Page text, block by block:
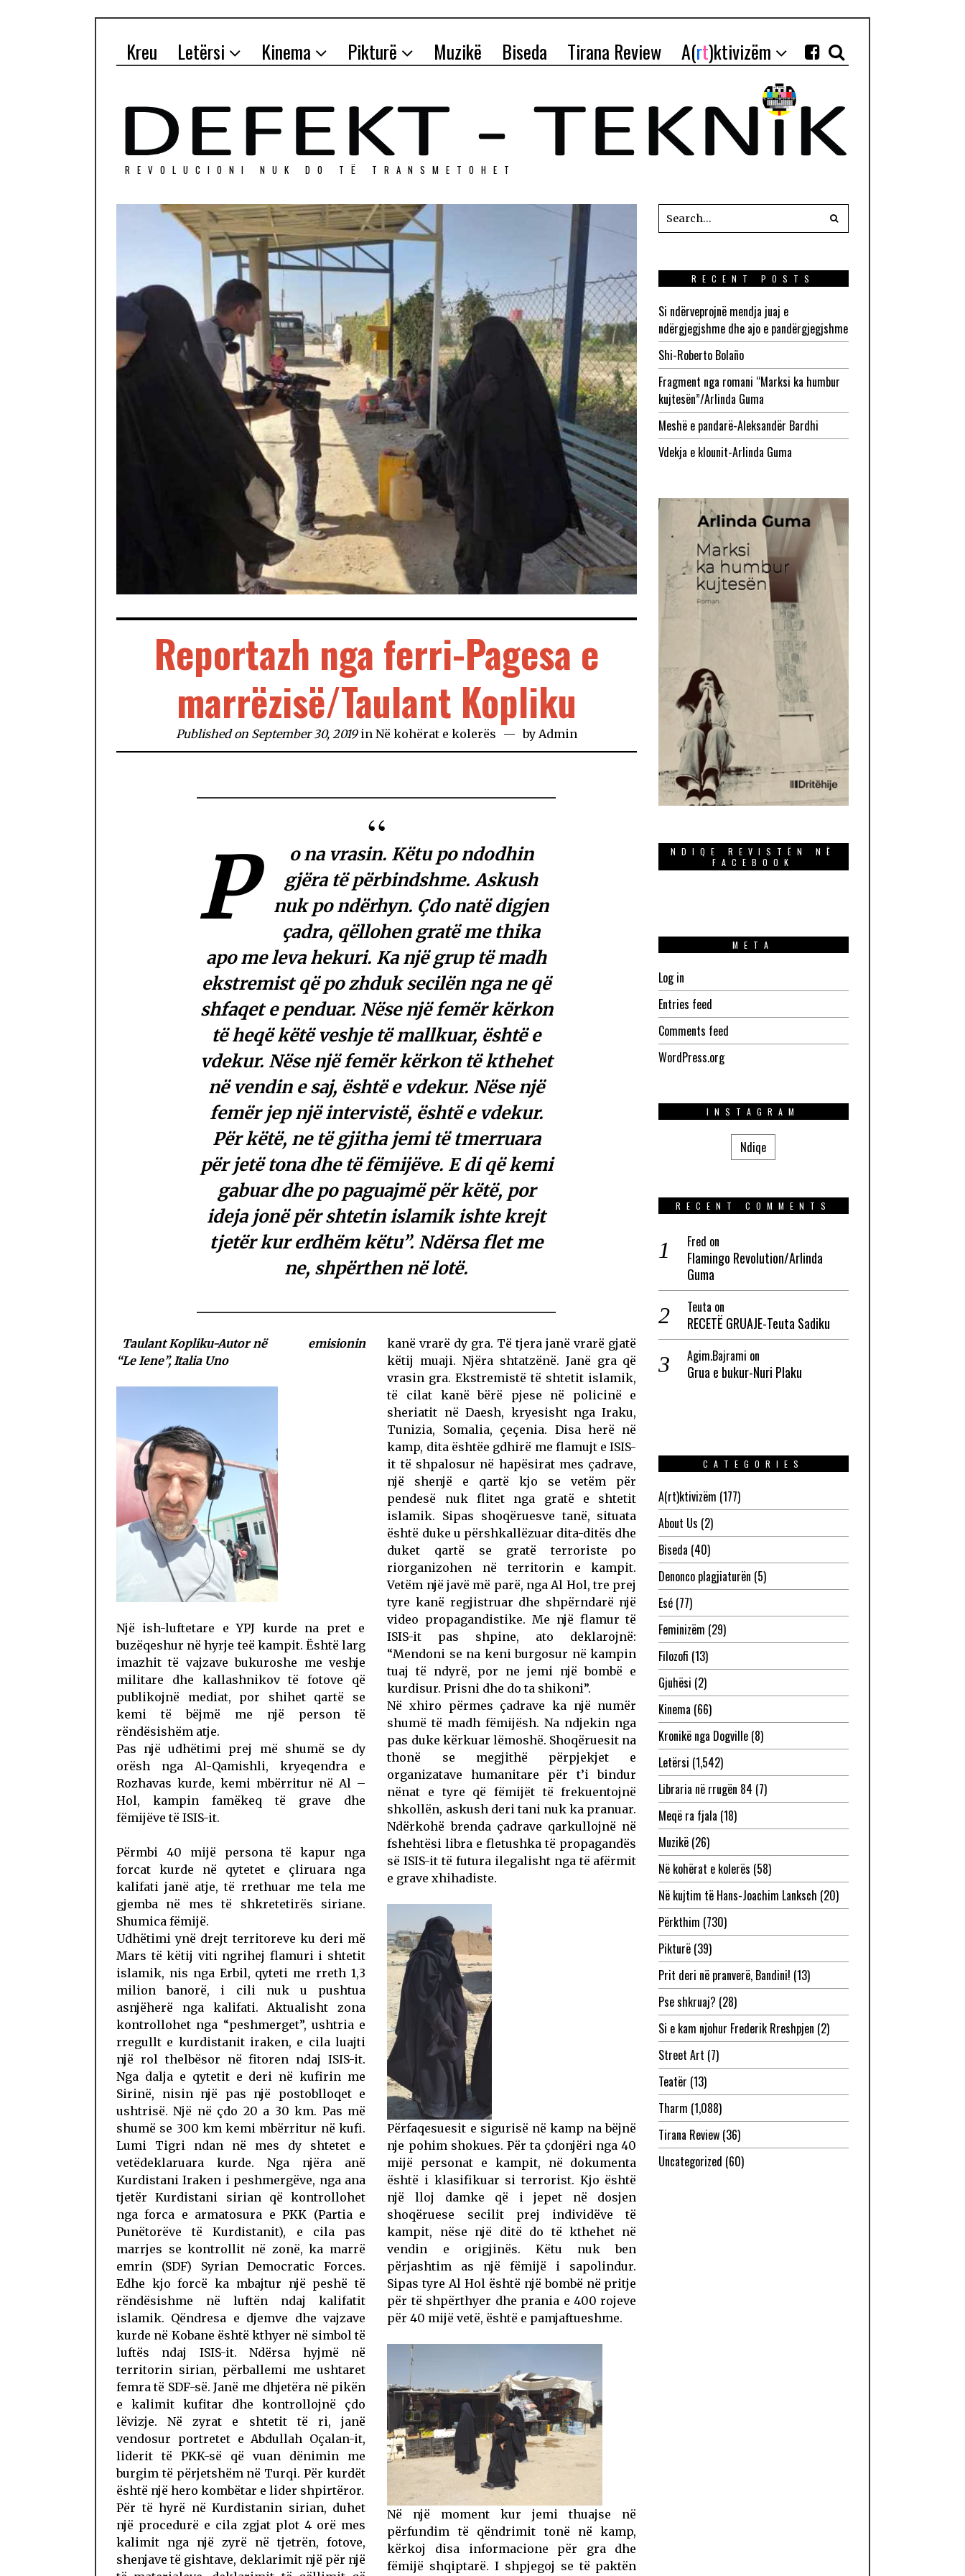
Kreu Letërsi Kinema Pikturë Muzikë Biseda Tirana Review A(rt)ktivizëm
REVOLUCIONI NUK DO TЁ TRANSMETOHET
Reportazh nga ferri-Pagesa e
marrëzisë/Taulant Kopliku
Published on September 30, 2019 in Në kohërat e kolerës by Admin
P
o na vrasin. Këtu po ndodhin
gjëra të përbindshme. Askush
nuk po ndërhyn. Çdo natë digjen
çadra, qëllohen gratë me thika
apo me leva hekuri. Ka një grup të madh
ekstremist që po zhduk secilën nga ne që
shfaqet e penduar. Nëse një femër kërkon
të heqë këtë veshje të mallkuar, është e
vdekur. Nëse një femër kërkon të kthehet
në vendin e saj, është e vdekur. Nëse një
femër jep një intervistë, është e vdekur.
Për këtë, ne të gjitha jemi të tmerruara
për jetë tona dhe të fëmijëve. E di që kemi
gabuar dhe po paguajmë për këtë, por
ideja jonë për shtetin islamik ishte krejt
tjetër kur erdhëm këtu”. Ndërsa flet me
ne, shpërthen në lotë.
Taulant Kopliku-Autor në emisionin
“Le Iene”, Italia Uno
Një ish-luftetare e YPJ kurde na pret e
buzëqeshur në hyrje teë kampit. Është larg
imazhit të vajzave bukuroshe me veshje
militare dhe kallashnikov të fotove që
publikojnë mediat, por shihet qartë se
kemi të bëjmë me një person të
rëndësishëm atje.
Pas një udhëtimi prej më shumë se dy
orësh nga Al-Qamishli, kryeqendra e
Rozhavas kurde, kemi mbërritur në Al –
Hol, kampin famëkeq të grave dhe
fëmijëve të ISIS-it.
Përmbi 40 mijë persona të kapur nga
forcat kurde në qytetet e çliruara nga
kalifati janë atje, të rrethuar me tela me
gjemba në mes të shkretetirës siriane.
Shumica fëmijë.
Udhëtimi ynë drejt territoreve ku deri më
Mars të këtij viti ngrihej flamuri i shtetit
islamik, nis nga Erbil, qyteti me rreth 1,3
milion banorë, i cili nuk u pushtua
asnjëherë nga kalifati. Aktualisht zona
kontrollohet nga “peshmerget”, ushtria e
rregullt e kurdistanit iraken, e cila luajti
një rol thelbësor në fitoren ndaj ISIS-it.
Nga dalja e qytetit e deri në kufirin me
Sirinë, nisin një pas një postoblloqet e
ushtrisë. Një në çdo 20 a 30 km. Pas më
shumë se 300 km kemi mbërritur në kufi.
Lumi Tigri ndan në mes dy shtetet e
vetëdeklaruara kurde. Nga njëra anë
Kurdistani Iraken i peshmergëve, nga ana
tjetër Kurdistani sirian që kontrollohet
nga forca e armatosura e PKK (Partia e
Punëtorëve të Kurdistanit), e cila pas
marrjes se kontrollit në zonë, ka marrë
emrin (SDF) Syrian Democratic Forces.
Edhe kjo forcë ka mbajtur një peshë të
rëndësishme në luftën ndaj kalifatit
islamik. Qëndresa e djemve dhe vajzave
kurde në Kobane është kthyer në simbol të
luftës ndaj ISIS-it. Ndërsa hyjmë në
territorin sirian, përballemi me ushtaret
femra të SDF-së. Janë me dhjetëra në pikën
e kalimit kufitar dhe kontrollojnë çdo
lëvizje. Në zyrat e shtetit të ri, janë
vendosur portretet e Abdullah Oçalan-it,
liderit të PKK-së që vuan dënimin me
burgim të përjetshëm në Turqi. Për kurdët
është një hero kombëtar e lider shpirtëror.
Për të hyrë në Kurdistanin sirian, duhet
një procedurë e cila zgjat plot 4 orë mes
kalimit nga një zyrë në tjetrën, fotove,
shenjave të gishtave, deklarimit një për një
kanë vrarë dy gra. Të tjera janë vrarë gjatë
këtij muaji. Njëra shtatzënë. Janë gra që
vrasin gra. Ekstremistë të shtetit islamik,
të cilat kanë bërë pjese në policinë e
sheriatit në Daesh, kryesisht nga Iraku,
Tunizia, Somalia, çeçenia. Disa herë në
kamp, dita ështëe gdhirë me flamujt e ISIS-
it të shpalosur në hapësirat mes çadrave,
një shenjë e qartë kjo se vetëm për
pendesë nuk flitet nga gratë e shtetit
islamik. Sipas shoqëruesve tanë, situata
është duke u përshkallëzuar dita-ditës dhe
duket qartë se gratë terroriste po
riorganizohen në territorin e kampit.
Vetëm një javë më parë, nga Al Hol, tre prej
tyre kanë regjistruar dhe shpërndarë një
video propagandistike. Me një flamur të
ISIS-it pas shpine, ato deklarojnë:
“Mendoni se na keni burgosur në kampin
tuaj të ndyrë, por ne jemi një bombë e
kurdisur. Prisni dhe do ta shikoni”.
Në xhiro përmes çadrave ka një numër
shumë të madh fëmijësh. Na ndjekin nga
pas duke kërkuar lëmoshë. Shoqëruesit na
thonë se megjithë përpjekjet e
organizatave humanitare për t’i bindur
nënat e tyre që fëmijët të frekuentojnë
shkollën, askush deri tani nuk ka pranuar.
Ndërkohë brenda çadrave qarkullojnë në
fshehtësi libra e fletushka të propagandës
së ISIS-it të futura ilegalisht nga të afërmit
e grave xhihadiste.
Përfaqesuesit e sigurisë në kamp na bëjnë
nje pohim shokues. Për ta çdonjëri nga 40
mijë personat e kampit, në dokumenta
është i klasifikuar si terrorist. Kjo është
një lloj damke që i jepet në dosjen
shoqëruese secilit prej individëve të
kampit, nëse një ditë do të kthehet në
vendin e origjinës. Këtu nuk ben
përjashtim as një fëmijë i sapolindur.
Sipas tyre Al Hol është një bombë në pritje
për të shpërthyer dhe prania e 400 rojeve
për 40 mijë vetë, është e pamjaftueshme.
Në një moment kur jemi thuajse në
përfundim të qëndrimit tonë në kamp,
kërkoj disa informacione për gra dhe
fëmijë shqiptarë. I shpjegoj se të paktën
RECENT POSTS
Si ndërveprojnë mendja juaj e
ndërgjegjshme dhe ajo e pandërgjegjshme
Shi-Roberto Bolaño
Fragment nga romani “Marksi ka humbur
kujtesën”/Arlinda Guma
Meshë e pandarë-Aleksandër Bardhi
Vdekja e klounit-Arlinda Guma
NDIQE REVISTËN NË
FACEBOOK
META
Log in
Entries feed
Comments feed
WordPress.org
INSTAGRAM
Ndiqe
RECENT COMMENTS
Fred on
Flamingo Revolution/Arlinda
Guma
Teuta on
RECETË GRUAJE-Teuta Sadiku
Agim.Bajrami on
Grua e bukur-Nuri Plaku
CATEGORIES
A(rt)ktivizëm (177)
About Us (2)
Biseda (40)
Denonco plagjiaturën (5)
Esé(77)
Feminizëm (29)
Filozofi (13)
Gjuhësi (2)
Kinema (66)
Kronikë nga Dogville(8)
Letërsi (1,542)
Libraria në rrugën 84 (7)
Meqë ra fjala (18)
Muzikë(26)
Në kohërat e kolerës (58)
Në kujtim të Hans-Joachim Lanksch (20)
Përkthim (730)
Pikturë(39)
Prit deri në pranverë, Bandini! (13)
Pse shkruaj? (28)
Si e kam njohur Frederik Rreshpjen (2)
Street Art (7)
Teatër (13)
Tharm (1,088)
Tirana Review(36)
Uncategorized (60)